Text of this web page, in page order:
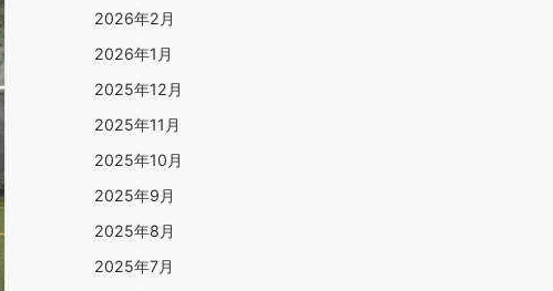
2026年2月
2026年1月
2025年12月
2025年11月
2025年10月
2025年9月
2025年8月
2025年7月